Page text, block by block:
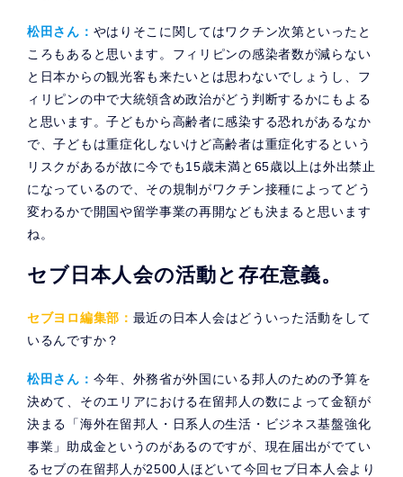
松田さん： やはりそこに関してはワクチン次第といったと
ころもあると思います。フィリピンの感染者数が減らない
と日本からの観光客も来たいとは思わないでしょうし、フ
ィリピンの中で大統領含め政治がどう判断するかにもよる
と思います。子どもから高齢者に感染する恐れがあるなか
で、子どもは重症化しないけど高齢者は重症化するという
リスクがあるが故に今でも15歳未満と65歳以上は外出禁止
になっているので、その規制がワクチン接種によってどう
変わるかで開国や留学事業の再開なども決まると思います
ね。
セブ日本人会の活動と存在意義。
セブヨロ編集部： 最近の日本人会はどういった活動をして
いるんですか？
松田さん： 今年、外務省が外国にいる邦人のための予算を
決めて、そのエリアにおける在留邦人の数によって金額が
決まる「海外在留邦人・日系人の生活・ビジネス基盤強化
事業」助成金というのがあるのですが、現在届出がでてい
るセブの在留邦人が2500人ほどいて今回セブ日本人会より